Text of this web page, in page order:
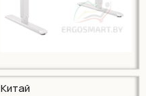
Китай